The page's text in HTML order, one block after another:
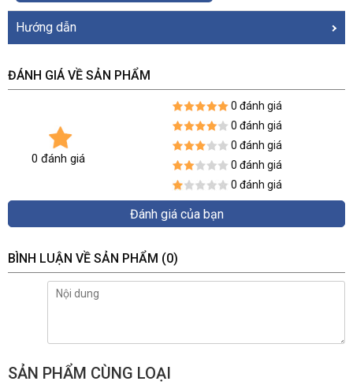
Hướng dẫn
ĐÁNH GIÁ VỀ SẢN PHẨM
0 đánh giá
0 đánh giá
0 đánh giá
0 đánh giá
0 đánh giá
0 đánh giá
Đánh giá của bạn
BÌNH LUẬN VỀ SẢN PHẨM (0)
SẢN PHẨM CÙNG LOẠI